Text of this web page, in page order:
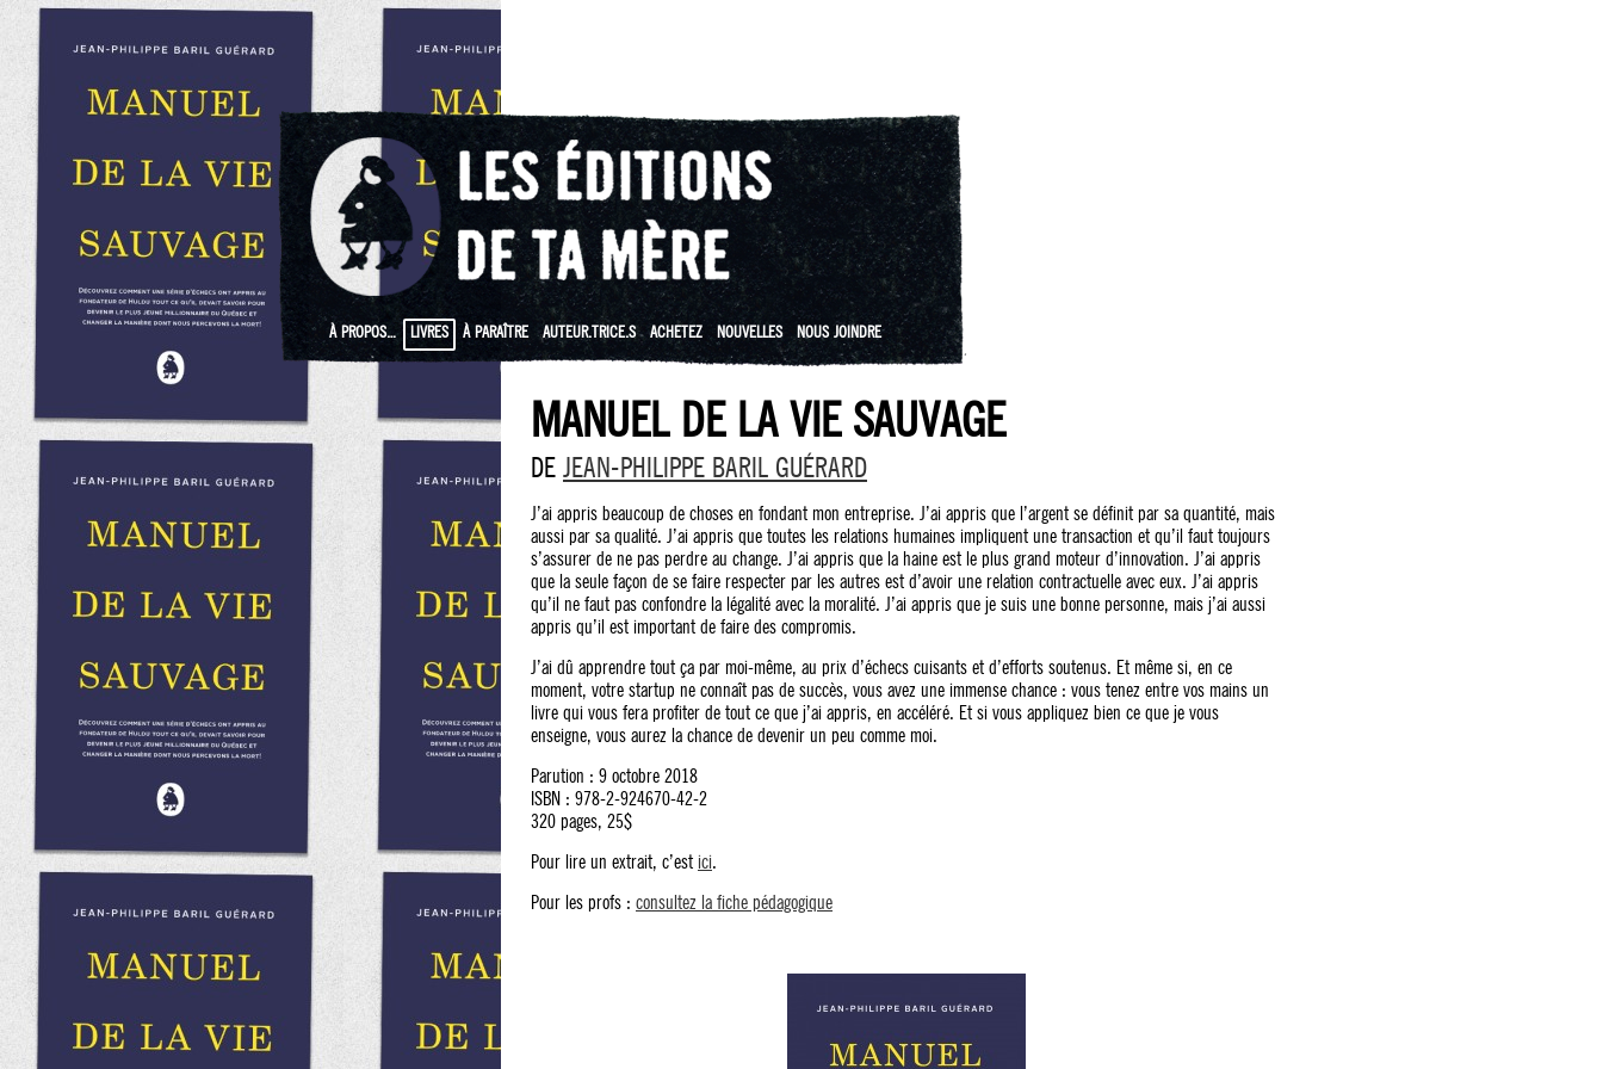
À PROPOS… LIVRES À PARAÎTRE AUTEUR.TRICE.S ACHETEZ NOUVELLES NOUS JOINDRE
MANUEL DE LA VIE SAUVAGE
DE JEAN-PHILIPPE BARIL GUÉRARD
J’ai appris beaucoup de choses en fondant mon entreprise. J’ai appris que l’argent se définit par sa quantité, mais
aussi par sa qualité. J’ai appris que toutes les relations humaines impliquent une transaction et qu’il faut toujours
s’assurer de ne pas perdre au change. J’ai appris que la haine est le plus grand moteur d’innovation. J’ai appris
que la seule façon de se faire respecter par les autres est d’avoir une relation contractuelle avec eux. J’ai appris
qu’il ne faut pas confondre la légalité avec la moralité. J’ai appris que je suis une bonne personne, mais j’ai aussi
appris qu’il est important de faire des compromis.
J’ai dû apprendre tout ça par moi-même, au prix d’échecs cuisants et d’efforts soutenus. Et même si, en ce
moment, votre startup ne connaît pas de succès, vous avez une immense chance : vous tenez entre vos mains un
livre qui vous fera profiter de tout ce que j’ai appris, en accéléré. Et si vous appliquez bien ce que je vous
enseigne, vous aurez la chance de devenir un peu comme moi.
Parution : 9 octobre 2018
ISBN : 978-2-924670-42-2
320 pages, 25$
Pour lire un extrait, c’est ici.
Pour les profs : consultez la fiche pédagogique